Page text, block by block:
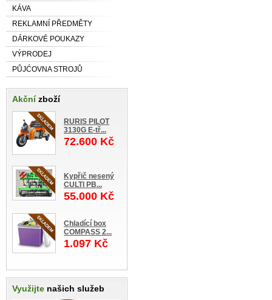
KÁVA
REKLAMNÍ PŘEDMĚTY
DÁRKOVÉ POUKAZY
VÝPRODEJ
PŮJĆOVNA STROJŮ
Akčnízboží
RURIS PILOT
3130G E-tř...
72.600 Kč
Kypřič nesený
CULTI PB...
55.000 Kč
Chladící box
COMPASS 2...
1.097 Kč
Využijte našich služeb